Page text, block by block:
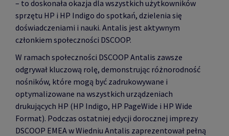
– to doskonała okazja dla wszystkich użytkowników
sprzętu HP i HP Indigo do spotkań, dzielenia się
doświadczeniami i nauki. Antalis jest aktywnym
członkiem społeczności DSCOOP.
W ramach społeczności DSCOOP Antalis zawsze
odgrywał kluczową rolę, demonstrując różnorodność
nośników, które mogą być zadrukowywane i
optymalizowane na wszystkich urządzeniach
drukujących HP (HP Indigo, HP PageWide i HP Wide
Format). Podczas ostatniej edycji dorocznej imprezy
DSCOOP EMEA w Wiedniu Antalis zaprezentował pełną